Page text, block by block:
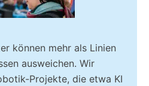
können mehr als Linien
ausweichen. Wir
Projekte, die etwa KI